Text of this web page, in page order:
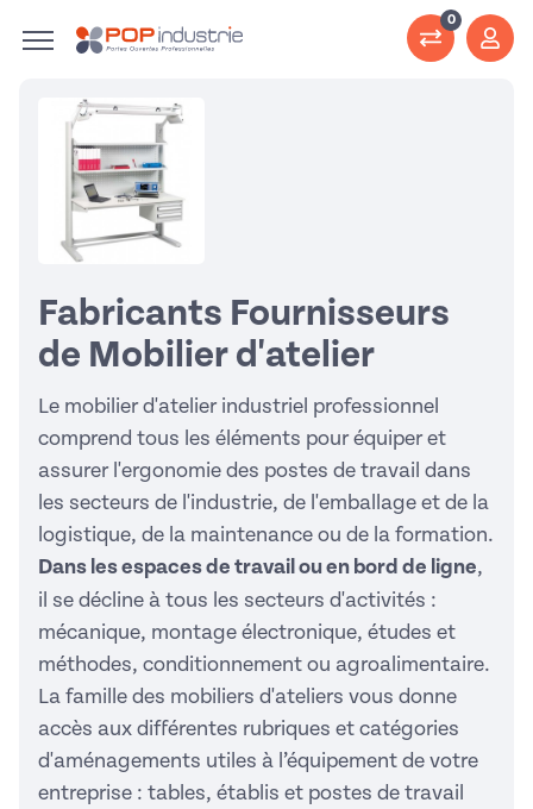
0
Fabricants Fournisseurs
de Mobilier d'atelier
Le mobilier d'atelier industriel professionnel
comprend tous les éléments pour équiper et
assurer l'ergonomie des postes de travail dans
les secteurs de l'industrie, de l'emballage et de la
logistique, de la maintenance ou de la formation.
Dans les espaces de travail ou en bord de ligne,
il se décline à tous les secteurs d'activités :
mécanique, montage électronique, études et
méthodes, conditionnement ou agroalimentaire.
La famille des mobiliers d'ateliers vous donne
accès aux différentes rubriques et catégories
d'aménagements utiles à l’équipement de votre
entreprise : tables, établis et postes de travail